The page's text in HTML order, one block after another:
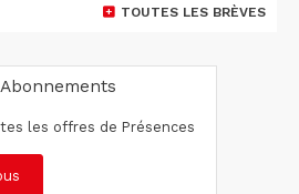
TOUTES LES BRÈVES
Abonnements
les offres de Présences